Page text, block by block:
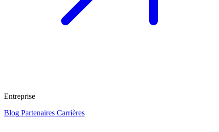
Entreprise
Blog Partenaires Carrières